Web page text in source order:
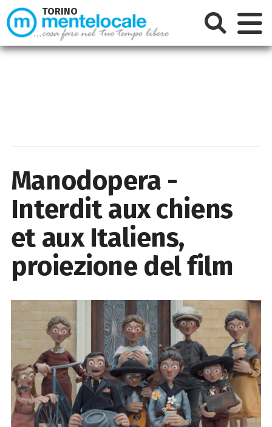
Manodopera -
Interdit aux chiens
et aux Italiens,
proiezione del film
TORINO